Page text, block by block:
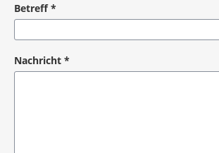
Betreff*
Nachricht *